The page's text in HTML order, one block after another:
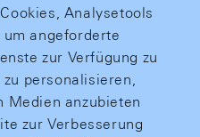
Analysetools
angeforderte
zur Verfügung zu
personalisieren,
Medien anzubieten
zur Verbesserung